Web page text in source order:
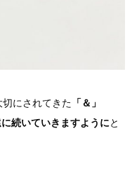
にされてきた
「＆」
続いていきますようにと